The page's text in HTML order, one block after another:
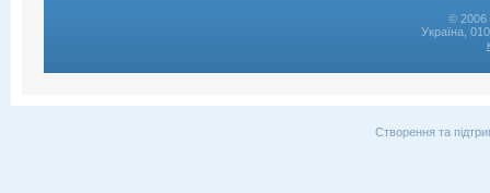
© 2006
Україна,
Створення та